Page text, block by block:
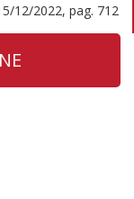
12/2022, pag. 712